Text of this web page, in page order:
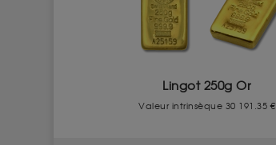
Lingot 250g Or
Valeur intrinsèque 30 191.35 €